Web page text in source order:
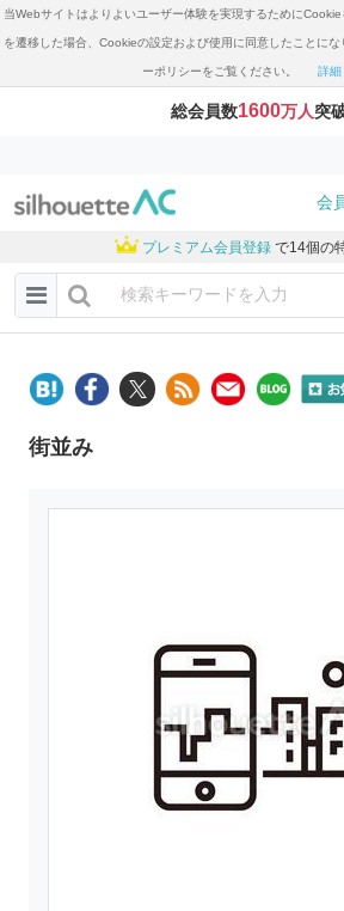
当Webサイトはよりよいユーザー体験を実現するために
を遷移した場合、Cookieの設定および使用に同意したことに
ーポリシーをご覧ください。 詳細
総会員数1600万人突
会
プレミアム会員登録 で14個の
街並み